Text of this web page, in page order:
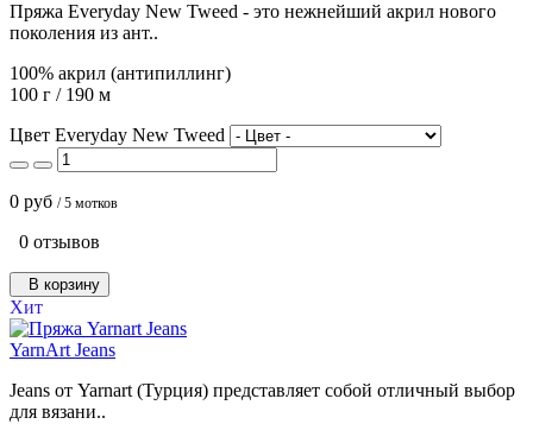
Пряжа Everyday New Tweed - это нежнейший акрил нового
поколения из ант..
100% акрил (антипиллинг)
100 г / 190 м
Цвет Everyday New Tweed
0 руб / 5 мотков
0 отзывов
В корзину
Хит
YarnArt Jeans
Jeans от Yarnart (Турция) представляет собой отличный выбор
для вязани..